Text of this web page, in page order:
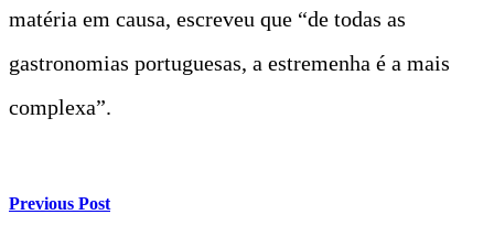
matéria em causa, escreveu que “de todas as
gastronomias portuguesas, a estremenha é a mais
complexa”.
Previous Post